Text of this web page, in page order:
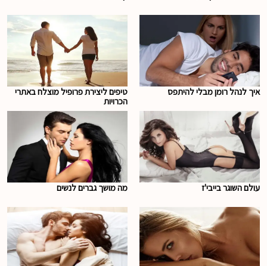
טיפים ליצירת פרופיל מוצלח באתרי
הכרויות
איך לנהל רומן מבלי להיתפס
מה מושך גברים לנשים עולם השוגר בייבי'ז